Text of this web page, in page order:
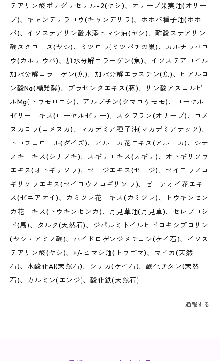
テアリン酸ポリグリセリル-2(ヤシ)、オリーブ果実油(オリー
ブ)、キャンデリラロウ(キャンデリラ)、ホホバ種子油(ホホ
バ)、イソステアリン酸水添ヒマシ油(ヤシ)、酢酸ステアリン
酸スクロース(ヤシ)、ミツロウ(ミツバチの巣)、カルナウバロ
ウ(カルナウバ)、加水分解コラーゲン(魚)、イソステアロイル
加水分解コラーゲン(魚)、加水分解エラスチン(魚)、ヒアルロ
ン酸Na(糖発酵)、プラセンタエキス(豚)、リン酸アスコルビ
ルMg(トウモロコシ)、アルブチン(クマコケモモ)、ローヤル
ゼリーエキス(ローヤルゼリー)、スクワラン(オリーブ)、コメ
ヌカロウ(コメヌカ)、マカデミア種子油(マカデミアナッツ)、
トコフェロール(ダイズ)、アルニカ花エキス(アルニカ)、シナ
ノキエキス(シナノキ)、スギナエキス(スギナ)、オトギリソウ
エキス(オトギリソウ)、セージエキス(セージ)、セイヨウノコ
ギリソウエキス(セイヨウノコギリソウ)、ゼニアオイ花エキ
ス(ゼニアオイ)、カミツレ花エキス(カミツレ)、トウキンセン
カ花エキス(トウキンセンカ)、月見草油(月見草)、セレブロシ
ド(馬)、タルク(天然石)、ジパルミトイルヒドロキシプロリン
(ヤシ・アミノ酸)、ハイドロゲンジメチコン(ケイ石)、イソス
テアリン酸(ヤシ)、+/-ヒマシ油(トウゴマ)、マイカ(天然
石)、水酸化Al(天然石)、シリカ(ケイ石)、酸化チタン(天然
石)、カルミン(エンジ)、酸化鉄(天然石)
通報する